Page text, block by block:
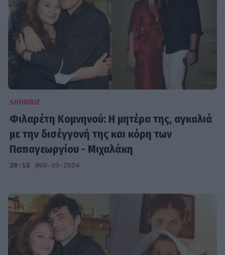
SHOWBIZ
Φιλαρέτη Κομνηνού: Η μητέρα της, αγκαλιά
με την δισέγγονή της και κόρη των
Παπαγεωργίου - Μιχαλάκη
20:13 @08-03-2024